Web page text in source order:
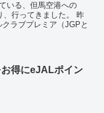
いる、但馬空港への
、行ってきました。 昨
ラブプレミア（JGPと
得にeJALポイン